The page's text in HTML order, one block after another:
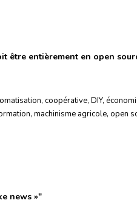
être entièrement en open
, coopérative, DIY,
, machinisme agricole, open
news »"